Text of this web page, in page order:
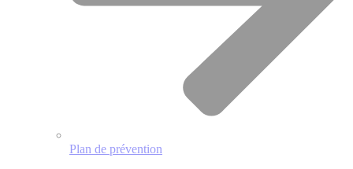
Plan de prévention